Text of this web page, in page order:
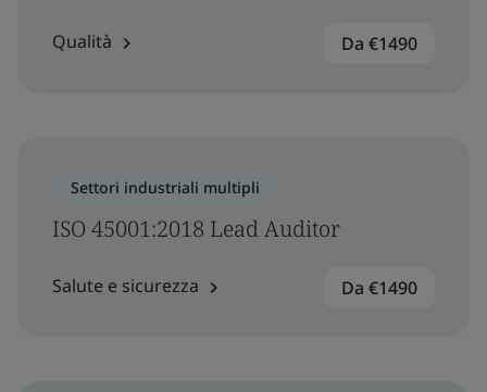
Qualità Da €1490
Settori industriali multipli
ISO 45001:2018 Lead Auditor
Salute e sicurezza Da €1490